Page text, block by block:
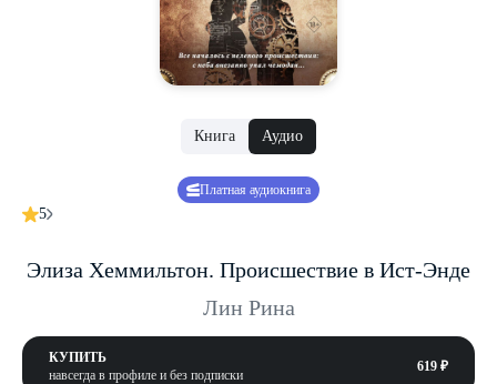
Книга Аудио
Платная аудиокнига
5
Элиза Хеммильтон. Происшествие в Ист-Энде
Лин Рина
КУПИТЬ
навсегда в профиле и без подписки
619 ₽